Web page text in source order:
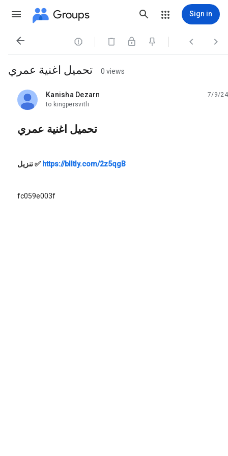
Groups Sign in
   
تحميل اغنية عمري 0 views
Kanisha Dezarn
unread,
7/9/24
to kingpersvitli
تحميل اغنية عمري
تنزيل✅ https://blltly.com/2z5qgB
fc059e003f